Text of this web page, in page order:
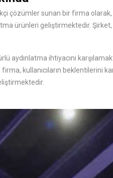
çözümler sunan bir firma
ürünleri geliştirmektedir. Şirket,
aydınlatma ihtiyacını
kullanıcıların beklentilerini